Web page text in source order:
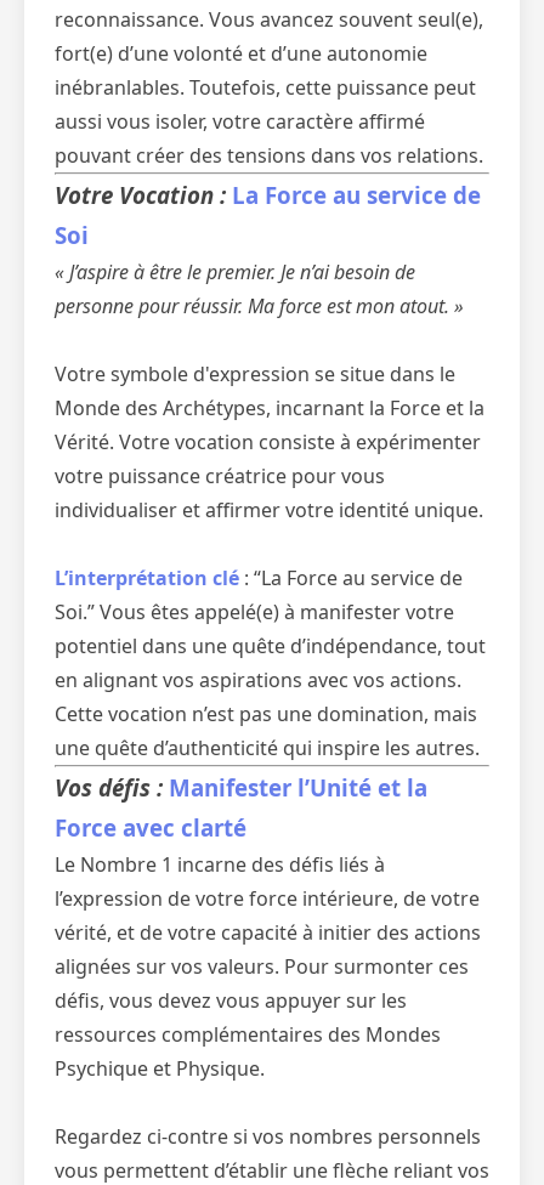
reconnaissance. Vous avancez souvent seul(e),
fort(e) d’une volonté et d’une autonomie
inébranlables. Toutefois, cette puissance peut
aussi vous isoler, votre caractère affirmé
pouvant créer des tensions dans vos relations.
Votre Vocation : La Force au service de
Soi
« J’aspire à être le premier. Je n’ai besoin de
personne pour réussir. Ma force est mon atout. »
Votre symbole d'expression se situe dans le
Monde des Archétypes, incarnant la Force et la
Vérité. Votre vocation consiste à expérimenter
votre puissance créatrice pour vous
individualiser et affirmer votre identité unique.
L’interprétation clé : “La Force au service de
Soi.” Vous êtes appelé(e) à manifester votre
potentiel dans une quête d’indépendance, tout
en alignant vos aspirations avec vos actions.
Cette vocation n’est pas une domination, mais
une quête d’authenticité qui inspire les autres.
Vos défis : Manifester l’Unité et la
Force avec clarté
Le Nombre 1 incarne des défis liés à
l’expression de votre force intérieure, de votre
vérité, et de votre capacité à initier des actions
alignées sur vos valeurs. Pour surmonter ces
défis, vous devez vous appuyer sur les
ressources complémentaires des Mondes
Psychique et Physique.
Regardez ci-contre si vos nombres personnels
vous permettent d’établir une flèche reliant vos